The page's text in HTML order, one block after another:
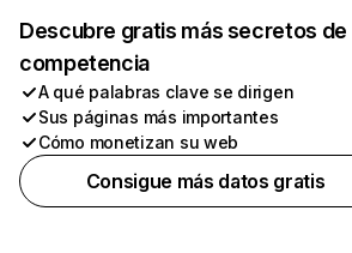
Descubre gratis más secretos de
competencia
A qué palabras clave se dirigen
Sus páginas más importantes
Cómo monetizan su web
Consigue más datos gratis